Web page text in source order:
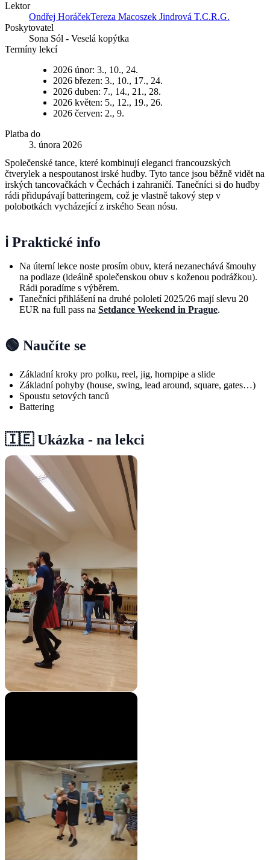
Lektor
Ondřej HoráčekTereza Macoszek Jindrová T.C.R.G.
Poskytovatel
Sona Sól - Veselá kopýtka
Termíny lekcí
2026 únor: 3., 10., 24.
2026 březen: 3., 10., 17., 24.
2026 duben: 7., 14., 21., 28.
2026 květen: 5., 12., 19., 26.
2026 červen: 2., 9.
Platba do
3. února 2026
Společenské tance, které kombinují eleganci francouzských
čtverylek a nespoutanost irské hudby. Tyto tance jsou běžně vidět na
irských tancovačkách v Čechách i zahraničí. Tanečníci si do hudby
rádi přidupávají batteringem, což je vlastně takový step v
polobotkách vycházející z irského Sean nósu.
ℹ️ Praktické info
Na úterní lekce noste prosím obuv, která nezanechává šmouhy
na podlaze (ideálně společenskou obuv s koženou podrážkou).
Rádi poradíme s výběrem.
Tanečníci přihlášení na druhé pololetí 2025/26 mají slevu 20
EUR na full pass na Setdance Weekend in Prague.
🟢 Naučíte se
Základní kroky pro polku, reel, jig, hornpipe a slide
Základní pohyby (house, swing, lead around, square, gates…)
Spoustu setových tanců
Battering
🇮🇪 Ukázka - na lekci